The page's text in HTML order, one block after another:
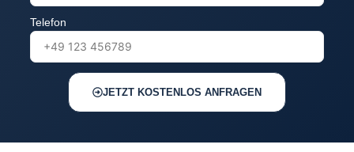
Telefon
JETZT KOSTENLOS ANFRAGEN